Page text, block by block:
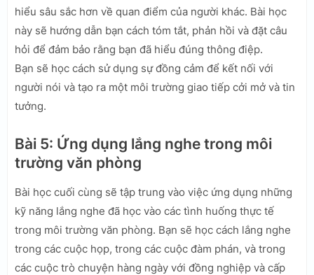
hiểu sâu sắc hơn về quan điểm của người khác. Bài học
này sẽ hướng dẫn bạn cách tóm tắt, phản hồi và đặt câu
hỏi để đảm bảo rằng bạn đã hiểu đúng thông điệp.
Bạn sẽ học cách sử dụng sự đồng cảm để kết nối với
người nói và tạo ra một môi trường giao tiếp cởi mở và tin
tưởng.
Bài 5: Ứng dụng lắng nghe trong môi
trường văn phòng
Bài học cuối cùng sẽ tập trung vào việc ứng dụng những
kỹ năng lắng nghe đã học vào các tình huống thực tế
trong môi trường văn phòng. Bạn sẽ học cách lắng nghe
trong các cuộc họp, trong các cuộc đàm phán, và trong
các cuộc trò chuyện hàng ngày với đồng nghiệp và cấp